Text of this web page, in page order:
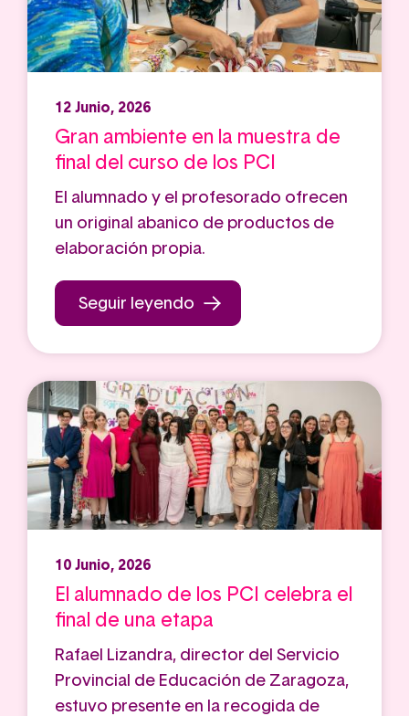
12 Junio, 2026
Gran ambiente en la muestra de
final del curso de los PCI
El alumnado y el profesorado ofrecen
un original abanico de productos de
elaboración propia.
Seguir leyendo
10 Junio, 2026
El alumnado de los PCI celebra el
final de una etapa
Rafael Lizandra, director del Servicio
Provincial de Educación de Zaragoza,
estuvo presente en la recogida de